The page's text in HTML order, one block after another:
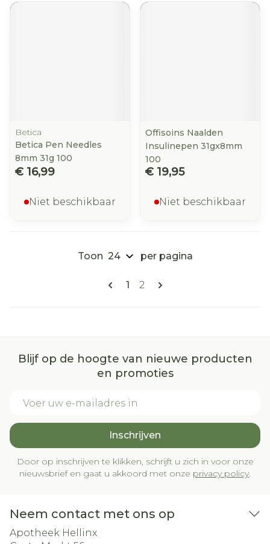
Betica
Betica Pen Needles
8mm 31g 100
€ 16,99
Niet beschikbaar
Offisoins Naalden
Insulinepen 31gx8mm
100
€ 19,95
Niet beschikbaar
Pagina's
U lees momenteel pagina
1 Pagina
2
Toon per pagina
Blijf op de hoogte van nieuwe producten
en promoties
Inschrijven
Door op inschrijven te klikken, schrijft u zich in voor onze
nieuwsbrief en gaat u akkoord met onze privacy policy.
Neem contact met ons op
Apotheek Hellinx